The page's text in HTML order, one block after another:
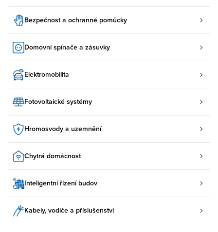
Bezpečnost a ochranné pomůcky
Domovní spínače a zásuvky
Elektromobilita
Fotovoltaické systémy
Hromosvody a uzemnění
Chytrá domácnost
Inteligentní řízení budov
Kabely, vodiče a příslušenství